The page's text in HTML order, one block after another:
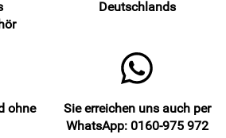
oder abweichender
können die tatsächlichen Farben
Deutschlands
ohne
Sie erreichen uns auch per
WhatsApp: 0160-975 972